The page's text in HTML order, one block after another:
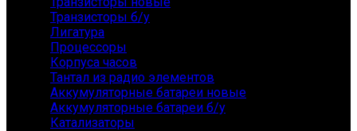
Транзисторы б/у
Лигатура
Процессоры
Корпуса часов
Тантал из радио элементов
Аккумуляторные батареи новые
Аккумуляторные батареи б/у
Катализаторы